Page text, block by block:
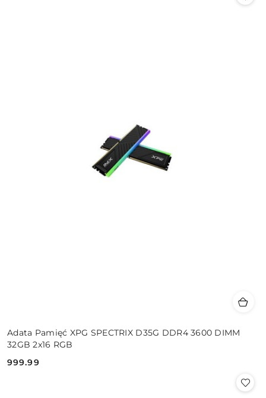
Adata Pamięć XPG SPECTRIX D35G DDR4 3600 DIMM
32GB 2x16 RGB
Cena:
999.99